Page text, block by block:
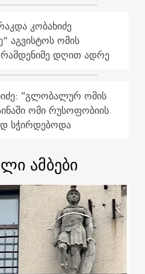
კობახიძე
აგვისტოს ომის
დღით ადრე
"გლობალურ ომის
ომი რუსოფობიის
სჭირდებოდა
ამბები